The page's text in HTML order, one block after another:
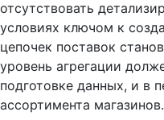
отсутствовать
условиях ключом к
цепочек поставок
уровень агрегации
подготовке данных, и в
ассортимента магазинов.